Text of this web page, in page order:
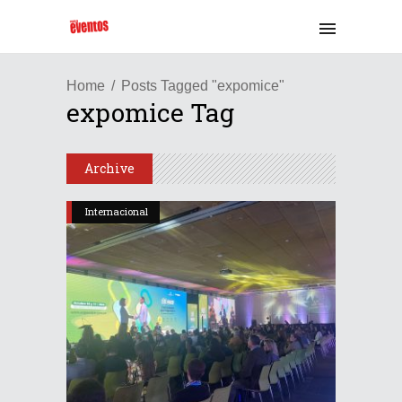
Home Posts Tagged "expomice"
expomice Tag
Archive
Internacional